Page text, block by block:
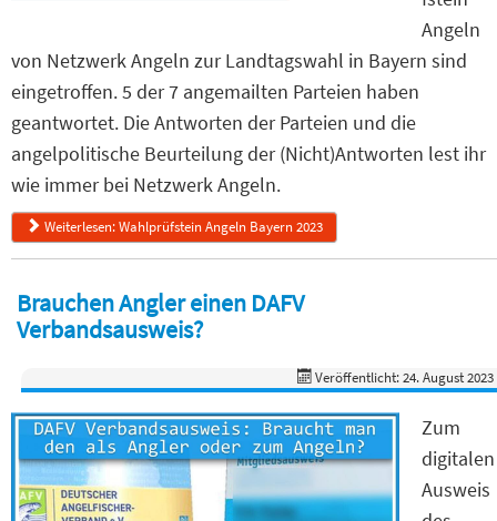
Angeln
von Netzwerk Angeln zur Landtagswahl in Bayern sind
eingetroffen. 5 der 7 angemailten Parteien haben
geantwortet. Die Antworten der Parteien und die
angelpolitische Beurteilung der (Nicht)Antworten lest ihr
wie immer bei Netzwerk Angeln.
Weiterlesen: Wahlprüfstein Angeln Bayern 2023
Brauchen Angler einen DAFV
Verbandsausweis?
Veröffentlicht: 24. August 2023
Zum
digitalen
Ausweis